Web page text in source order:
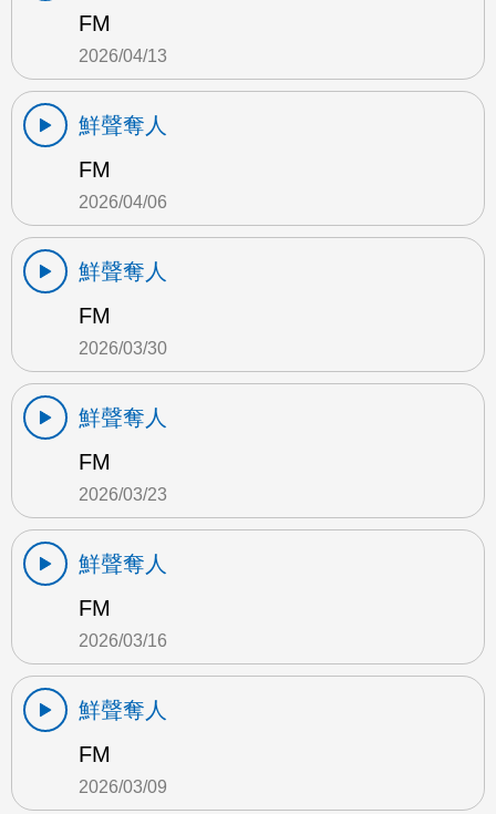
FM
2026/04/13
鮮聲奪人
FM
2026/04/06
鮮聲奪人
FM
2026/03/30
鮮聲奪人
FM
2026/03/23
鮮聲奪人
FM
2026/03/16
鮮聲奪人
FM
2026/03/09